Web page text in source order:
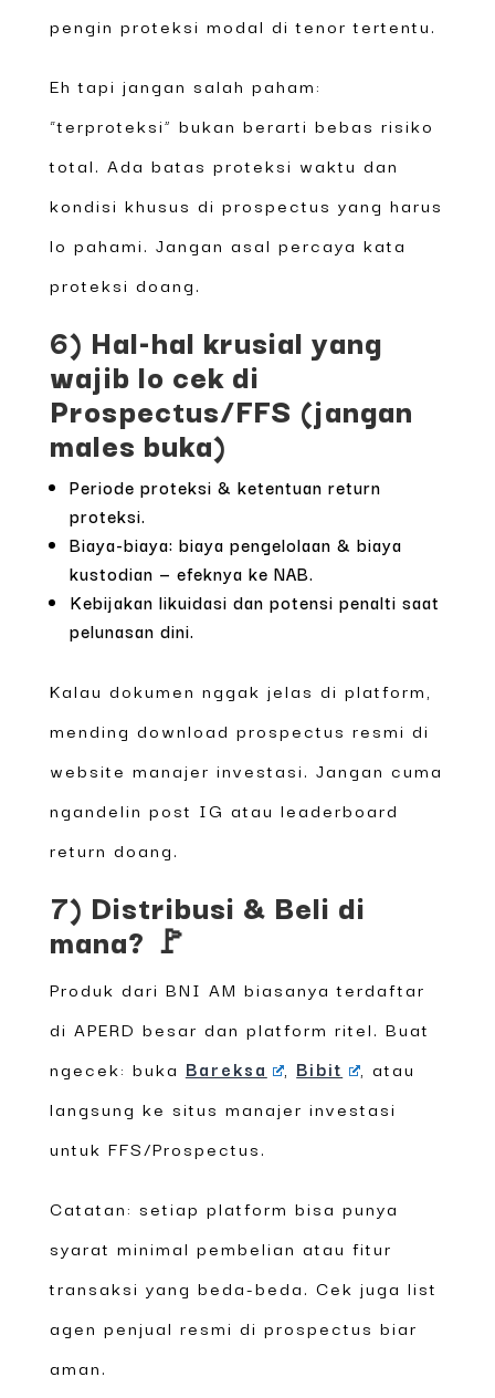
pengin proteksi modal di tenor tertentu.
Eh tapi jangan salah paham:
“terproteksi” bukan berarti bebas risiko
total. Ada batas proteksi waktu dan
kondisi khusus di prospectus yang harus
lo pahami. Jangan asal percaya kata
proteksi doang.
6) Hal-hal krusial yang
wajib lo cek di
Prospectus/FFS (jangan
males buka)
Periode proteksi & ketentuan return
proteksi.
Biaya-biaya: biaya pengelolaan & biaya
kustodian — efeknya ke NAB.
Kebijakan likuidasi dan potensi penalti saat
pelunasan dini.
Kalau dokumen nggak jelas di platform,
mending download prospectus resmi di
website manajer investasi. Jangan cuma
ngandelin post IG atau leaderboard
return doang.
7) Distribusi & Beli di
mana? 🚩
Produk dari BNI AM biasanya terdaftar
di APERD besar dan platform ritel. Buat
ngecek: buka Bareksa Bibit
, atau
langsung ke situs manajer investasi
untuk FFS/Prospectus.
Catatan: setiap platform bisa punya
syarat minimal pembelian atau fitur
transaksi yang beda-beda. Cek juga list
agen penjual resmi di prospectus biar
aman.